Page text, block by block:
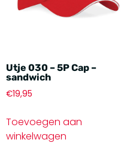
Utje 030 – 5P Cap –
sandwich
€19,95
Toevoegen aan
winkelwagen